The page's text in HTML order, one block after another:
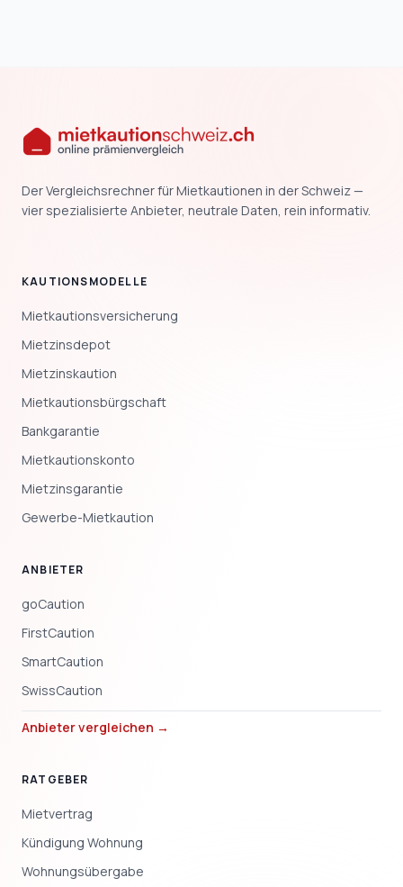
Der Vergleichsrechner für Mietkautionen in der Schweiz —
vier spezialisierte Anbieter, neutrale Daten, rein informativ.
KAUTIONSMODELLE
Mietkautionsversicherung
Mietzinsdepot
Mietzinskaution
Mietkautionsbürgschaft
Bankgarantie
Mietkautionskonto
Mietzinsgarantie
Gewerbe-Mietkaution
ANBIETER
goCaution
FirstCaution
SmartCaution
SwissCaution
Anbieter vergleichen →
RATGEBER
Mietvertrag
Kündigung Wohnung
Wohnungsübergabe